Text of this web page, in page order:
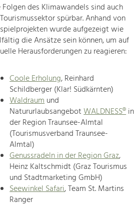
Folgen des Klimawandels sind auch
spürbar. Anhand von
wurde aufgezeigt wie
die Ansätze sein können, um auf
Herausforderungen zu reagieren:
Coole Erholung, Reinhard
Schildberger (Klar! Südkärnten)
Waldraumund
NatururlaubsangebotWALDNESS®in
der Region Traunsee-Almtal
(Tourismusverband Traunsee-
Almtal)
Genussradeln in der Region Graz,
Heinz Kaltschmidt (Graz Tourismus
und Stadtmarketing GmbH)
Seewinkel Safari, Team St. Martins
Ranger